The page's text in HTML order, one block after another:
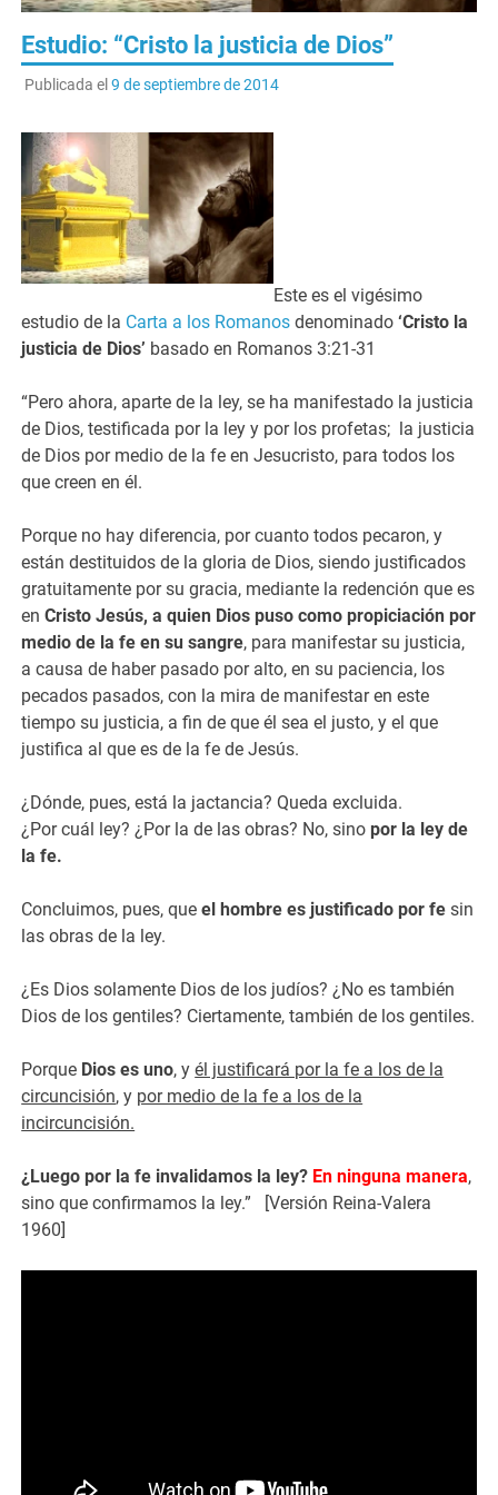
Estudio: “Cristo la justicia de Dios”
Publicada el 9 de septiembre de 2014
Este es el vigésimo
estudio de la Carta a los Romanos denominado‘Cristo la
justicia de Dios’ basado en Romanos 3:21-31
“Pero ahora, aparte de la ley, se ha manifestado la justicia
de Dios, testificada por la ley y por los profetas; la justicia
de Dios por medio de la fe en Jesucristo, para todos los
que creen en él.
Porque no hay diferencia, por cuanto todos pecaron, y
están destituidos de la gloria de Dios, siendo justificados
gratuitamente por su gracia, mediante la redención que es
enCristo Jesús, a quien Dios puso como propiciación por
medio de la fe en su sangre, para manifestar su justicia,
a causa de haber pasado por alto, en su paciencia, los
pecados pasados, con la mira de manifestar en este
tiempo su justicia, a fin de que él sea el justo, y el que
justifica al que es de la fe de Jesús.
¿Dónde, pues, está la jactancia? Queda excluida.
¿Por cuál ley? ¿Por la de las obras? No, sinopor la ley de
la fe.
Concluimos, pues, queel hombre es justificado por fe sin
las obras de la ley.
¿Es Dios solamente Dios de los judíos? ¿No es también
Dios de los gentiles? Ciertamente, también de los gentiles.
Porque Dios es uno, yél justificará por la fe a los de la
circuncisión, y por medio de la fe a los de la
incircuncisión.
¿Luego por la fe invalidamos la ley? En ninguna manera,
sino que confirmamos la ley.” [Versión Reina-Valera
1960]